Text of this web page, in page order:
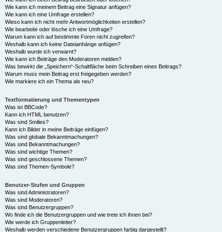
Wie kann ich meinem Beitrag eine Signatur anfügen?
Wie kann ich eine Umfrage erstellen?
Wieso kann ich nicht mehr Antwortmöglichkeiten erstellen?
Wie bearbeite oder lösche ich eine Umfrage?
Warum kann ich auf bestimmte Foren nicht zugreifen?
Weshalb kann ich keine Dateianhänge anfügen?
Weshalb wurde ich verwarnt?
Wie kann ich Beiträge den Moderatoren melden?
Was bewirkt die „Speichern“-Schaltfläche beim Schreiben eines Beitrags?
Warum muss mein Beitrag erst freigegeben werden?
Wie markiere ich ein Thema als neu?
Textformatierung und Thementypen
Was ist BBCode?
Kann ich HTML benutzen?
Was sind Smilies?
Kann ich Bilder in meine Beiträge einfügen?
Was sind globale Bekanntmachungen?
Was sind Bekanntmachungen?
Was sind wichtige Themen?
Was sind geschlossene Themen?
Was sind Themen-Symbole?
Benutzer-Stufen und Gruppen
Was sind Administratoren?
Was sind Moderatoren?
Was sind Benutzergruppen?
Wo finde ich die Benutzergruppen und wie trete ich ihnen bei?
Wie werde ich Gruppenleiter?
Weshalb werden verschiedene Benutzergruppen farbig dargestellt?